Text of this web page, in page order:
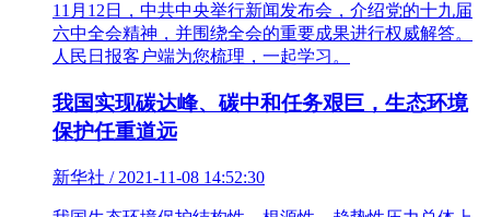
11月12日，中共中央举行新闻发布会，介绍党的十九届
六中全会精神，并围绕全会的重要成果进行权威解答。
人民日报客户端为您梳理，一起学习。
我国实现碳达峰、碳中和任务艰巨，生态环境
保护任重道远
新华社 / 2021-11-08 14:52:30